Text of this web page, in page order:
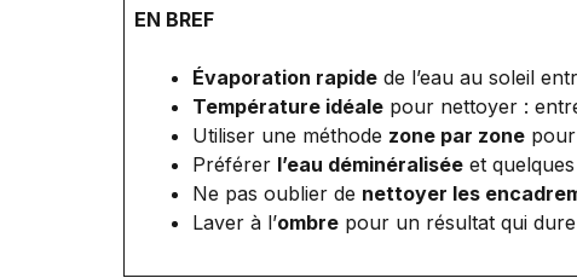
EN BREF
Évaporation rapide de l’eau au soleil
Température idéale pour nettoyer :
Utiliser une méthode zone par zone
Préférer l’eau déminéralisée et
Ne pas oublier de nettoyer les
Laver à l’ombre pour un résultat qui